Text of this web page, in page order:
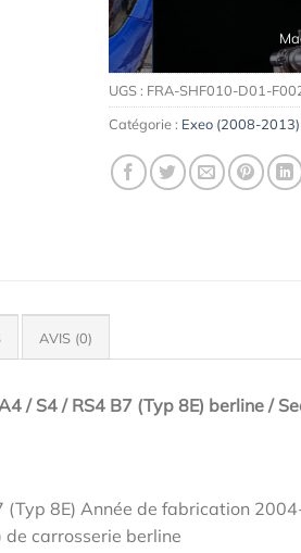
Lames,
UGS : FRA-SHF010-D01-
Catégorie : Exeo (2008-2013)
AVIS (0)
/ S4 / RS4 B7 (Typ 8E) berline /
(Typ 8E) Année de fabrication
carrosserie berline